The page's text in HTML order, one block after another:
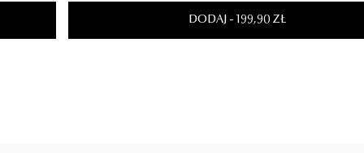
DODAJ-199,90ZŁ